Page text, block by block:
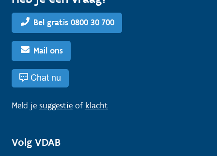
Bel gratis 0800 30 700
Mail ons
Chat nu
Meld je suggestie of klacht
Volg VDAB